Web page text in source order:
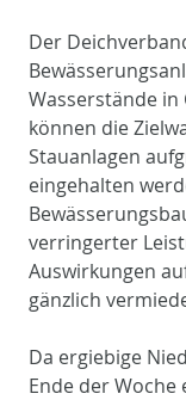
Der
Wasserstände in
können die
Stauanlagen
eingehalten
verringerter
Auswirkungen
gänzlich
Da ergiebige
Ende der